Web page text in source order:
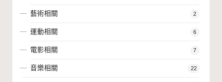
藝術相關 2
運動相關 6
電影相關 7
音樂相關 22